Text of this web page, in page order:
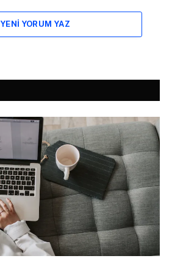
YENI YORUM YAZ